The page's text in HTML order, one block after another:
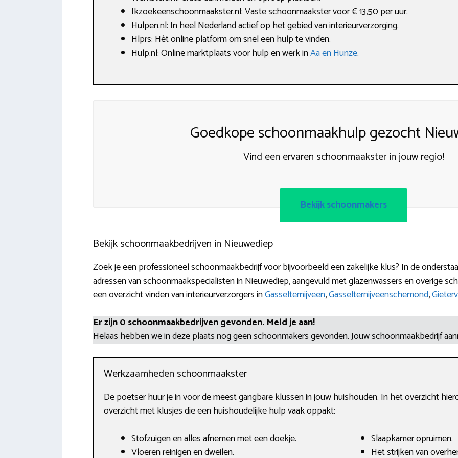
Ikzoekeenschoonmaakster.nl: Vaste schoonmaakster voor € 13,50 per uur.
Hulpen.nl: In heel Nederland actief op het gebied van interieurverzorging.
Hlprs: Hét online platform om snel een hulp te vinden.
Hulp.nl: Online marktplaats voor hulp en werk inAa en Hunze.
Goedkope schoonmaakhulp gezocht
Vind een ervaren schoonmaakster in jouw regio!
Bekijk schoonmakers
Bekijk schoonmaakbedrijven in Nieuwediep
Zoek je een professioneel schoonmaakbedrijf voor bijvoorbeeld een zakelijke klus? In de
adressen van schoonmaakspecialisten in Nieuwediep, aangevuld met glazenwassers en overige
een overzicht vinden van interieurverzorgers inGasselternijveen,Gasselternijveenschemond,
Er zijn 0 schoonmaakbedrijven gevonden. Meld je aan!
Helaas hebben we in deze plaats nog geen schoonmakers gevonden. Jouw schoonmaakbedrijf
Werkzaamheden schoonmaakster
De poetser huur je in voor de meest gangbare klussen in jouw huishouden. In het overzicht
overzicht met klusjes die een huishoudelijke hulp vaak oppakt:
Stofzuigen en alles afnemen met een doekje.
Vloeren reinigen en dweilen.
Slaapkamer opruimen.
Het strijken van